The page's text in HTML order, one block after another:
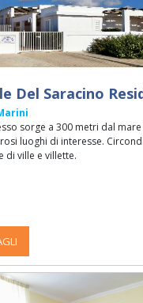
Del Saracino
sorge a 300 metri dal
luoghi di interesse. Circondato
di ville e villette.